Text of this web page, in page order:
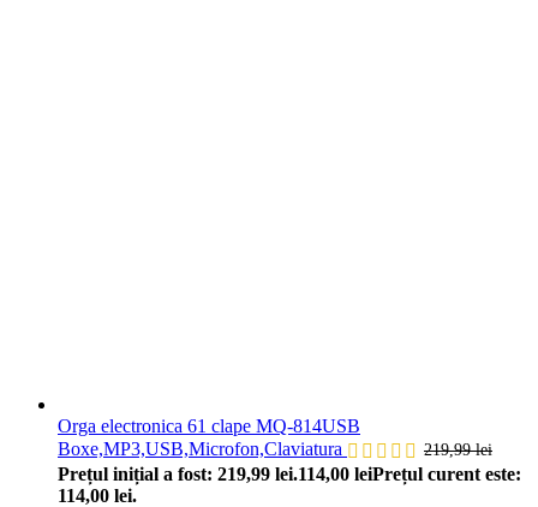
Orga electronica 61 clape MQ-814USB
Boxe,MP3,USB,Microfon,Claviatura
219,99lei
Prețul inițial a fost: 219,99 lei.114,00 leiPrețul curent este:
114,00 lei.